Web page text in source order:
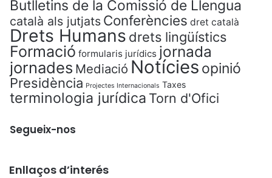
Butlletins de la Comissió de Llengua
català als jutjats Conferències dret català
Drets Humans drets lingüístics
Formació formularis jurídics jornada
jornades Mediació Notícies opinió
Presidència Projectes Internacionals Taxes
terminologia jurídica Torn d'Ofici
Segueix-nos
Enllaços d’interés